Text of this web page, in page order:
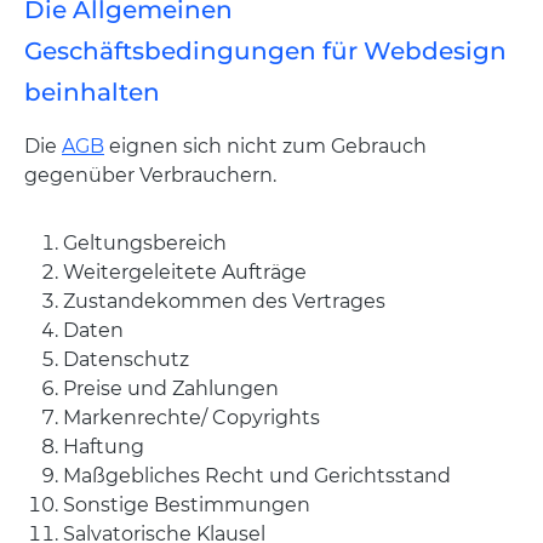
Die Allgemeinen
Geschäftsbedingungen für Webdesign
beinhalten
Die AGB eignen sich nicht zum Gebrauch
gegenüber Verbrauchern.
Geltungsbereich
Weitergeleitete Aufträge
Zustandekommen des Vertrages
Daten
Datenschutz
Preise und Zahlungen
Markenrechte/ Copyrights
Haftung
Maßgebliches Recht und Gerichtsstand
Sonstige Bestimmungen
Salvatorische Klausel